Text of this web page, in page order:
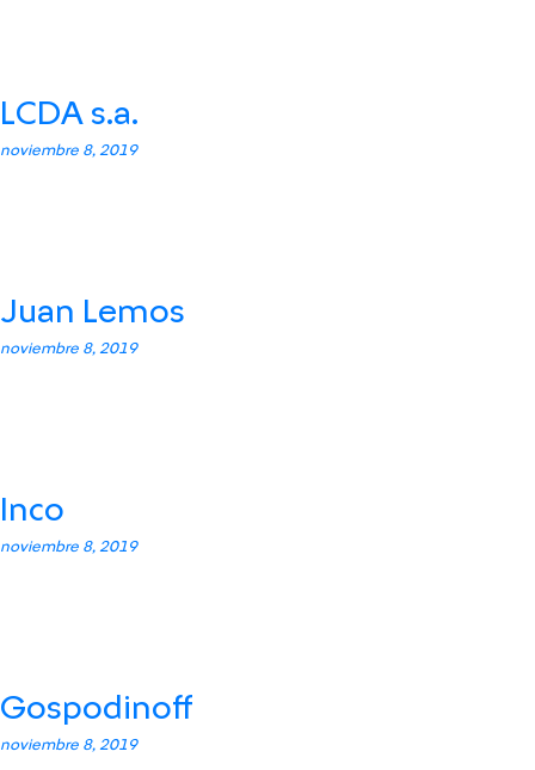
LCDA s.a.
noviembre 8, 2019
Juan Lemos
noviembre 8, 2019
Inco
noviembre 8, 2019
Gospodinoff
noviembre 8, 2019